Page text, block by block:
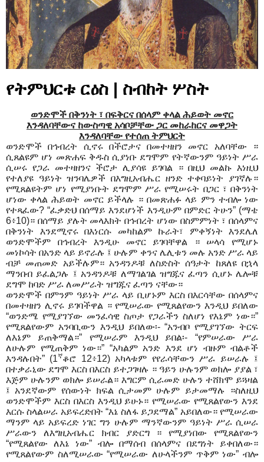
የትምህርቱ ርዕስ | ስብከት ሦስት
ወንድሞች በቅንነት ፣ በፍቅርና በሰላም ቀላል ሕይወት መኖር
እንዳለባቸውና ከውስጣዊ አሳቦቻቸው ጋር መከራከርና መዋጋት
እንዳለባቸው የተሰጠ ትምህርት
ወንድሞች በኅብረት ሲኖሩ በችሮታናበመተዛዘን መኖር አለባቸው
።
ሲጸልዩም ሆነ መጽሐፍ ቅዱስ ሲያነቡ ደግሞም የትኛውንም ዓይነት ሥራ
ሲሠሩ የጋራ መተዛዘንና ችሮታ ሊያሳዩ ይገባል
። በዚህ መልኩ እነዚህ
የተለያዩ ዓይነት ዝንባሌዎች በእግዚአብሔር ዘንድ ተቀባይነት ያገኛሉ።
የሚጸልዩትም ሆነ የሚያነቡት ደግሞም ሥራ የሚሠሩት በጋር ፣ በቅንነት
ሆነው ቀላልሕይወት መኖር ይችላሉ ። በመጽሐፉ ላይ ምን ተብሎ ነው
የተጻፈው? “ፈቃድህ በሰማይ እንደሆነች እንዲሁም በምድር ትሁን” (ማቴ
6፥10)። በሰማይ ያሉት መላእክት በኅብረት ሆነው በስምምነት ፣ በሰላምና
በቅንነት እንደሚኖሩ በእነርሱ መካከልም ኩራት፣ ምቀኝነት እንደሌለ
ወንድሞችም በኅብረት እንዲሁ መኖር ይገባቸዋል ። ሠላሳ የሚሆኑ
መነኮሳት በአንድ ላይ ይኖራሉ ፤ ሁሉም ቀንና ሌሊቱን መሉ አንድ ሥራ ላይ
ብቻ መጠመድ አይችሉም። አንዳንዶቹ ለስድስት ሰዓታት ከጸለዩ በኋላ
ማንበብ ይፈልጋሉ ፤ አንዳንዶቹ ለማገልገል ዝግጁናፈጣን ሲሆኑ ሌሎቹ
ደግሞ ከባድ ሥራ ለመሥራት ዝግጁና ፈጣን ናቸው።
ወንድሞች በምንም ዓይነትሥራ ላይ ቢሆኑም እርስ በእርሳቸው በሰላምና
በመተዛዘን ሊኖሩ ይገባችዋል ።የሚሠራውየሚጸልየውን እንዲህ ይበለው
“ወንድሜ የሚያገኘው መንፈሳዊ ስጦታ የጋራችን ስለሆነ የእኔም ነው።”
የሚጸልየውም አንባቢውን እንዲህ ይበለው፡-“አንብቦየሚያገኘው ትርፍ
ለእኔም ይጠቅማል።” የሚሠራም እንዲህ ይበል፡- “የምሠራውሥራ
ለሁሉም የሚጠቅም ነው።” “አካልም አንድ እንደ ሆነ ብዙም ብልቶች
እንዳሉበት” (1ኛቆሮ 12፥12) አካላቱም የየራሳቸውን ሥራ ይሠራሉ ፤
በተቃራኒው ደግሞ እርስ በእርስ ይተጋገዛሉ ። ዓይን ሁሉንም ወክሎ ያያል ፣
እጅም ሁሉንም ወክሎ ይሠራል። እግርም ሲራመድ ሁሉን ተሸክሞ ይጓዛል
፤ አንደኛውም የሰውነት ክፍል ሲታመም ሁሉም ይታመማሉ ።ስለዚህ
ወንድሞችም እርስ በእርስ እንዲህ ይሁኑ። የሚሠራው የሚጸልየውን እንደ
እርሱ ስላልሠራ አይፍረድበት “እኔ ስለፋ ይጋደማል” አይበለው። የሚሠራው
ማንም ላይ አይፍረድ ነገር ግን ሁሉም ማንኛውንም ዓይነት ሥራ ሲሠራ
ሥራውን ለእግዚአብሔር ክብር ያድርግ
። የሚያነበው የሚጸልየውን
“የሚጸልየው ለእኔ ነው” ብሎ በማሰብ በሰላምና በደግነት ይቀበለው።
የሚጸልየውም ስለሚሠራው“የሚሠራው ለሁላችንም ጥቅም ነው” ብሎ